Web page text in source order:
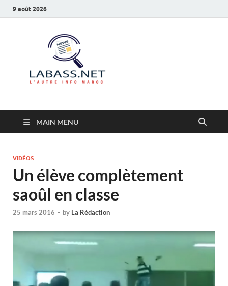
9 août 2026
MAIN MENU
VIDÉOS
Un élève complètement
saoûl en classe
25 mars 2016 - by La Rédaction